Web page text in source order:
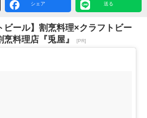
シェア 送る
ビール】割烹料理×クラフトビー
料理店『兎屋』
[PR]